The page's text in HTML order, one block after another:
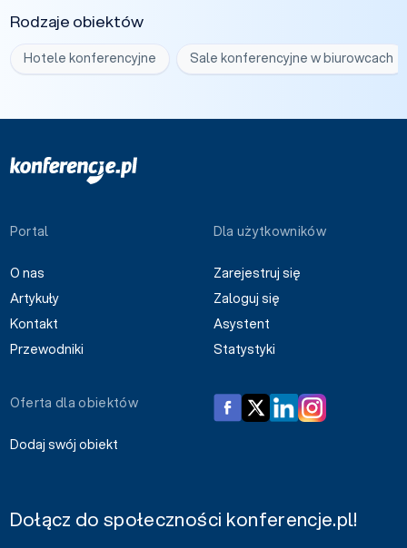
Rodzaje obiektów
Hotele konferencyjne Sale konferencyjne w biurowcach
Portal
O nas
Artykuły
Kontakt
Przewodniki
Dla użytkowników
Zarejestruj się
Zaloguj się
Asystent
Statystyki
Oferta dla obiektów
Dodaj swój obiekt
Dołącz do społeczności konferencje.pl!